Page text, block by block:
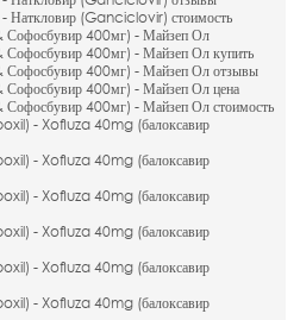
(Ganciclovir) стоимость
Софосбувир 400мг) - Майзеп Ол
400мг) - Майзеп Ол купить
Софосбувир 400мг) - Майзеп Ол отзывы
400мг) - Майзеп Ол цена
400мг) - Майзеп Ол стоимость
- Xofluza 40mg (балоксавир
- Xofluza 40mg (балоксавир
- Xofluza 40mg (балоксавир
- Xofluza 40mg (балоксавир
- Xofluza 40mg (балоксавир
- Xofluza 40mg (балоксавир